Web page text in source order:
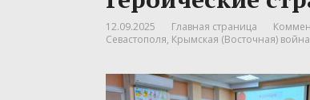
12.09.2025 Главная страница
Севастополя, Крымская (Восточная) война